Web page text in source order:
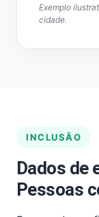
Exemplo
cidade.
INCLUSÃO
Dados de
Pessoas